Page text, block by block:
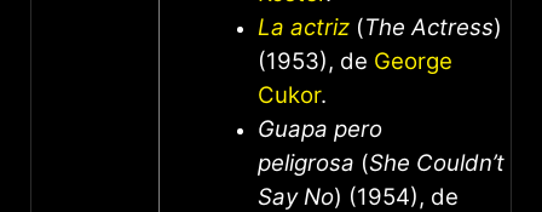
La actriz (The Actress)
(1953), de George
Cukor.
Guapa pero
peligrosa (She Couldn’t
Say No) (1954), de